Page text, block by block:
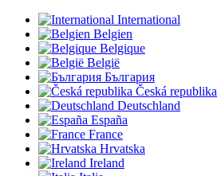
International
Belgien
Belgique
België
България
Česká republika
Deutschland
España
France
Hrvatska
Ireland